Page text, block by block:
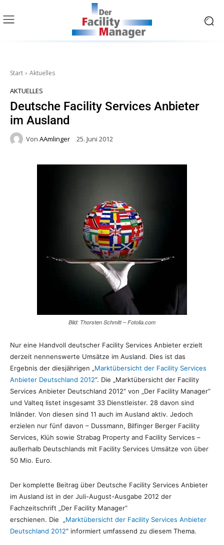
Start Aktuelles
AKTUELLES
Deutsche Facility Services Anbieter
im Ausland
Von AAmlinger 25. Juni 2012
Bild: Thorsten Schmitt – Fotolia.com
Nur eine Handvoll deutscher Facility Services Anbieter erzielt
derzeit nennenswerte Umsätze im Ausland. Dies ist das
Ergebnis der diesjährigen „Marktübersicht der Facility Services
Anbieter Deutschland 2012“. Die „Marktübersicht der Facility
Services Anbieter Deutschland 2012“ von „Der Facility Manager“
und Valteq listet insgesamt 33 Dienstleister. 28 davon sind
Inländer. Von diesen sind 11 auch im Ausland aktiv. Jedoch
erzielen nur fünf davon – Dussmann, Bilfinger Berger Facility
Services, Klüh sowie Strabag Property and Facility Services –
außerhalb Deutschlands mit Facility Services Umsätze von über
50 Mio. Euro.
Der komplette Beitrag über Deutsche Facility Services Anbieter
im Ausland ist in der Juli-August-Ausgabe 2012 der
Fachzeitschrift „Der Facility Manager“
erschienen. Die „Marktübersicht der Facility Services Anbieter
Deutschland 2012“ informiert umfassend zu diesem Thema.